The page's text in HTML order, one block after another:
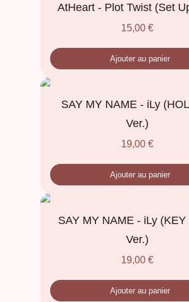
AtHeart - Plot Twist (Set
15,00 €
Ajouter au panier
SAY MY NAME - iLy
Ver.)
19,00 €
Ajouter au panier
SAY MY NAME - iLy (KEY
Ver.)
19,00 €
Ajouter au panier